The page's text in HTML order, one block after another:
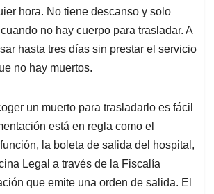
hora. No tiene descanso y solo
no hay cuerpo para trasladar. A
hasta tres días sin prestar el servicio
no hay muertos.
un muerto para trasladarlo es fácil
está en regla como el
la boleta de salida del hospital,
Legal a través de la Fiscalía
que emite una orden de salida. El